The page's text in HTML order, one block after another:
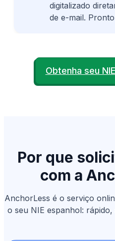
digitalizado
de e-mail.
Obtenha seu
Por que
com a
AnchorLess é o serviço
o seu NIE espanhol: